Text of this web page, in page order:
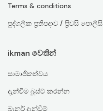
Terms & conditions
පුද්ගලික ප්‍රතිපදාව / ප්‍රිවසි පොලිසි
ikman වෙතින්
සාමාජිකත්වය
දැන්වීම බූස්ට් කරන්න
බැනර් දැන්වීම්